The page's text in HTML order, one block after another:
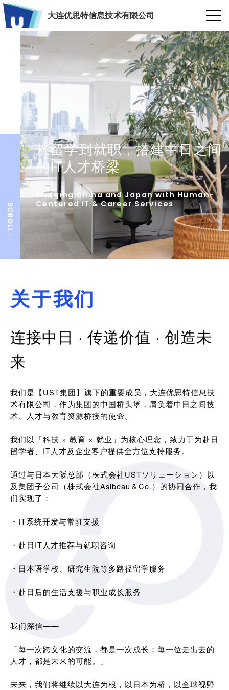
大连优思特信息技术有限公司
从留学到就职，搭建中日之间
的IT人才桥梁
Bridging China and Japan with Human-
Centered IT & Career Services
关于我们
连接中日 · 传递价值 · 创造未
来
我们是【UST集团】旗下的重要成员，大连优思特信息技
术有限公司，作为集团的中国桥头堡，肩负着中日之间技
术、人才与教育资源桥接的使命。
我们以「科技 × 教育 × 就业」为核心理念，致力于为赴日
留学者、IT人才及企业客户提供全方位支持服务。
通过与日本大阪总部（株式会社USTソリューション）以
及集团子公司（株式会社Asibeau＆Co.）的协同合作，我
们实现了：
・IT系统开发与常驻支援
・赴日IT人才推荐与就职咨询
・日本语学校、研究生院等多路径留学服务
・赴日后的生活支援与职业成长服务
我们深信——
「每一次跨文化的交流，都是一次成长；每一位走出去的
人才，都是未来的可能。」
未来，我们将继续以大连为根，以日本为桥，以全球视野